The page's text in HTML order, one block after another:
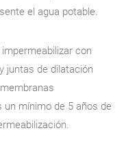
el agua potable.
con
juntas de dilatación
mínimo de 5 años de